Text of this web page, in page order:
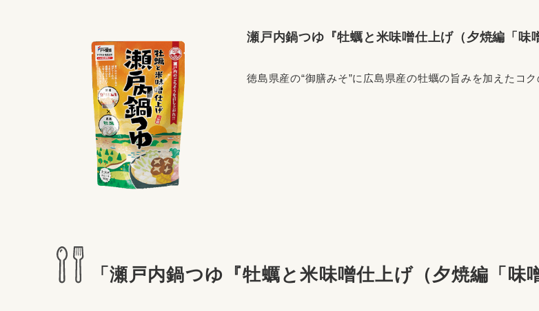
瀬戸内鍋つゆ『牡蠣と米味噌仕上げ（夕焼編「味
徳島県産の“御膳みそ”に広島県産の牡蠣の旨みを加えたコ
「瀬戸内鍋つゆ『牡蠣と米味噌仕上げ（夕焼編「味